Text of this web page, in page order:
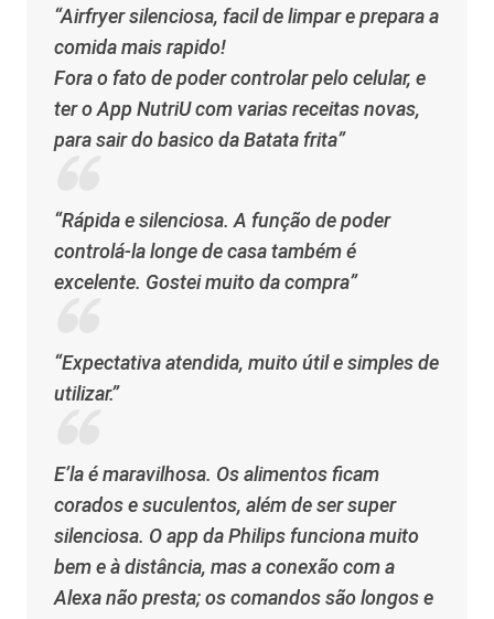
“Airfryer silenciosa, facil de limpar e prepara a
comida mais rapido!
Fora o fato de poder controlar pelo celular, e
ter o App NutriU com varias receitas novas,
para sair do basico da Batata frita”
“Rápida e silenciosa. A função de poder
controlá-la longe de casa também é
excelente. Gostei muito da compra”
“Expectativa atendida, muito útil e simples de
utilizar.”
E’la é maravilhosa. Os alimentos ficam
corados e suculentos, além de ser super
silenciosa. O app da Philips funciona muito
bem e à distância, mas a conexão com a
Alexa não presta; os comandos são longos e